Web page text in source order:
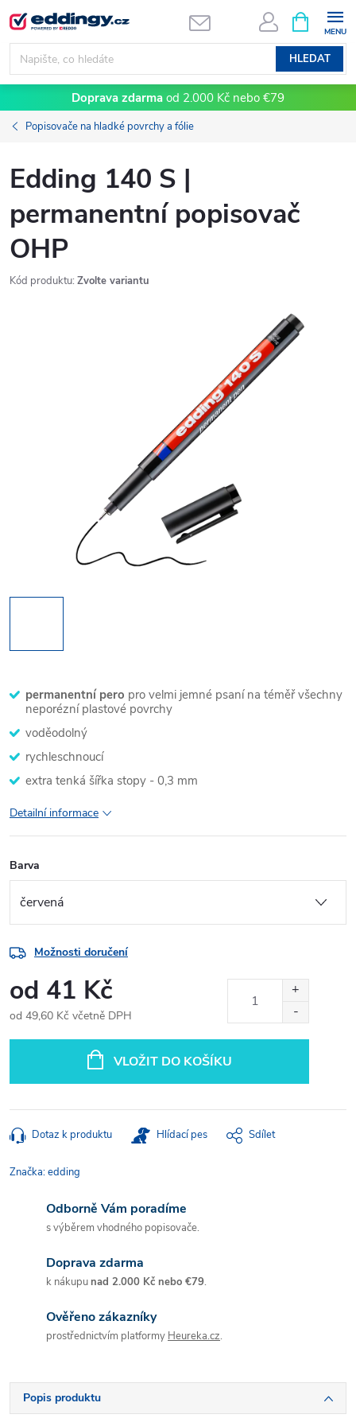
Přejít
na
obsah
HLEDAT
NÁKUPNÍ
KOŠÍK
Doprava zdarma od 2.000 Kč nebo €79
Popisovače na hladké povrchy a fólie
Edding 140 S |
permanentní popisovač
OHP
Kód produktu: Zvolte variantu
permanentní pero pro velmi jemné psaní na téměř všechny
neporézní plastové povrchy
voděodolný
rychleschnoucí
extra tenká šířka stopy - 0,3 mm
Detailní informace
Barva
Možnosti doručení
od 41 Kč
od 49,60 Kč včetně DPH
VLOŽIT DO KOŠÍKU
Dotaz k produktu Hlídací pes Sdílet
Značka:edding
Odborně Vám poradíme
s výběrem vhodného popisovače.
Doprava zdarma
k nákupunad 2.000 Kč nebo €79.
Ověřeno zákazníky
prostřednictvím platformy Heureka.cz.
Popis produktu